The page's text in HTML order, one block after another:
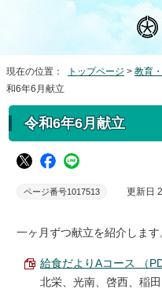
現在の位置： トップページ > 教育
和6年6月献立
令和6年6月献立
ページ番号1017513 更新日
一ヶ月ずつ献立を紹介します
給食だよりAコース （
北栄、光南、啓西、稲